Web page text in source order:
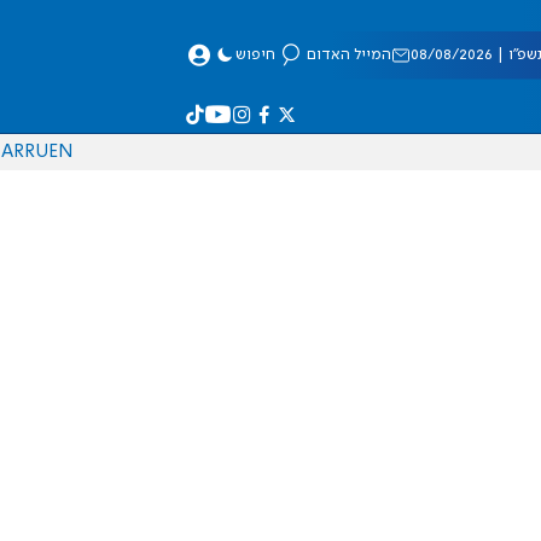
08/2026 המייל האדום חיפוש
EN
RU
AR